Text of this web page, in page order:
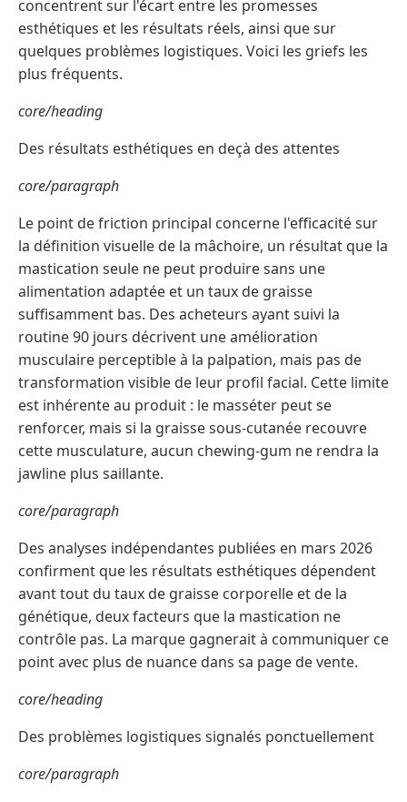
concentrent sur l'écart entre les promesses
esthétiques et les résultats réels, ainsi que sur
quelques problèmes logistiques. Voici les griefs les
plus fréquents.
core/heading
Des résultats esthétiques en deçà des attentes
core/paragraph
Le point de friction principal concerne l'efficacité sur
la définition visuelle de la mâchoire, un résultat que la
mastication seule ne peut produire sans une
alimentation adaptée et un taux de graisse
suffisamment bas. Des acheteurs ayant suivi la
routine 90 jours décrivent une amélioration
musculaire perceptible à la palpation, mais pas de
transformation visible de leur profil facial. Cette limite
est inhérente au produit : le masséter peut se
renforcer, mais si la graisse sous-cutanée recouvre
cette musculature, aucun chewing-gum ne rendra la
jawline plus saillante.
core/paragraph
Des analyses indépendantes publiées en mars 2026
confirment que les résultats esthétiques dépendent
avant tout du taux de graisse corporelle et de la
génétique, deux facteurs que la mastication ne
contrôle pas. La marque gagnerait à communiquer ce
point avec plus de nuance dans sa page de vente.
core/heading
Des problèmes logistiques signalés ponctuellement
core/paragraph